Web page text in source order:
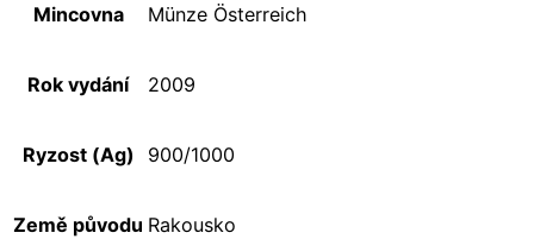
Mincovna Münze Österreich
Rok vydání 2009
Ryzost (Ag) 900/1000
Země původu Rakousko